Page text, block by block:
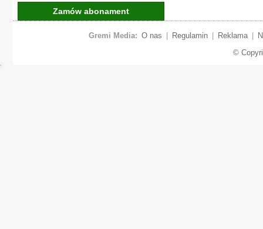
Zamów abonament
Gremi Media: O nas Regulamin Reklama
©